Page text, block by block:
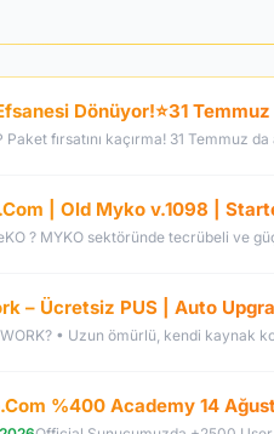
Paket fırsatını kaçırma! 31 Temmuz
– Ücretsiz PUS | Auto